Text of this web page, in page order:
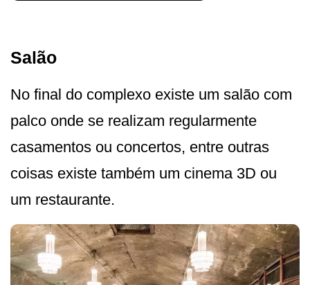
Salão
No final do complexo existe um salão com
palco onde se realizam regularmente
casamentos ou concertos, entre outras
coisas existe também um cinema 3D ou
um restaurante.